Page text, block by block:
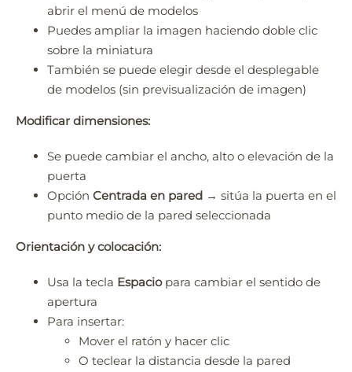
abrir el menú de modelos
Puedes ampliar la imagen haciendo doble clic
sobre la miniatura
También se puede elegir desde el desplegable
de modelos (sin previsualización de imagen)
Modificar dimensiones:
Se puede cambiar el ancho, alto o elevación de la
puerta
Opción Centrada en pared → sitúa la puerta en el
punto medio de la pared seleccionada
Orientación y colocación:
Usa la tecla Espaciopara cambiar el sentido de
apertura
Para insertar:
Mover el ratón y hacer clic
O teclear la distancia desde la pared